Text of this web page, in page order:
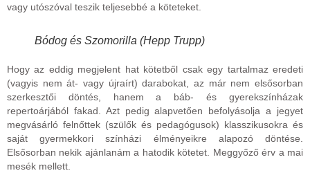
vagy utószóval teszik teljesebbé a köteteket.
Bódog és Szomorilla (Hepp Trupp)
Hogy az eddig megjelent hat kötetből csak egy tartalmaz eredeti
(vagyis nem át- vagy újraírt) darabokat, az már nem elsősorban
szerkesztői döntés, hanem a báb- és gyerekszínházak
repertoárjából fakad. Azt pedig alapvetően befolyásolja a jegyet
megvásárló felnőttek (szülők és pedagógusok) klasszikusokra és
saját gyermekkori színházi élményeikre alapozó döntése.
Elsősorban nekik ajánlanám a hatodik kötetet. Meggyőző érv a mai
mesék mellett.